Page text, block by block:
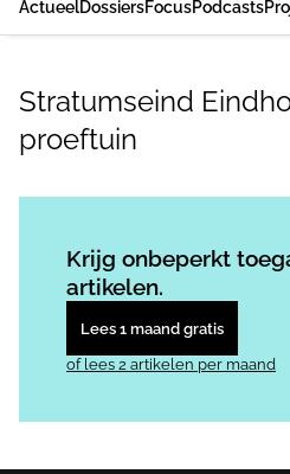
ActueelDossiersFocusPodcasts
Stratumseind
proeftuin
Krijg onbeperkt
artikelen.
Lees 1 maand gratis
of lees 2 artikelen per maand